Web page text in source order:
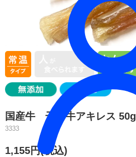
国産牛 干し牛アキレス 50g
3333
1,155円(税込)